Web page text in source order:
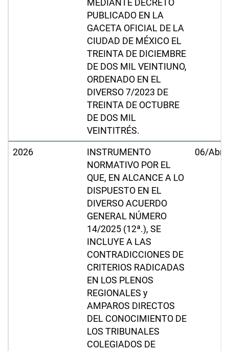
MEDIANTE DECRETO
PUBLICADO EN LA
GACETA OFICIAL DE LA
CIUDAD DE MÉXICO EL
TREINTA DE DICIEMBRE
DE DOS MIL VEINTIUNO,
ORDENADO EN EL
DIVERSO 7/2023 DE
TREINTA DE OCTUBRE
DE DOS MIL
VEINTITRÉS.
2026
INSTRUMENTO
NORMATIVO POR EL
QUE, EN ALCANCE A LO
DISPUESTO EN EL
DIVERSO ACUERDO
GENERAL NÚMERO
14/2025 (12ª.), SE
INCLUYE A LAS
CONTRADICCIONES DE
CRITERIOS RADICADAS
EN LOS PLENOS
REGIONALES y
AMPAROS DIRECTOS
DEL CONOCIMIENTO DE
LOS TRIBUNALES
COLEGIADOS DE
06/Abr/